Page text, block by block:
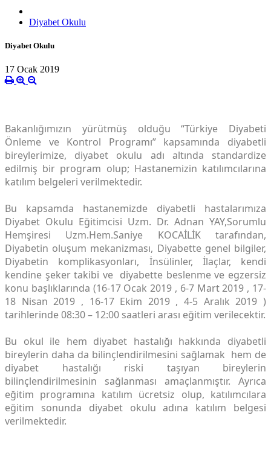
Diyabet Okulu
Diyabet Okulu
17 Ocak 2019
Bakanlığımızın yürütmüş olduğu “Türkiye Diyabeti
Önleme ve Kontrol Programı” kapsamında diyabetli
bireylerimize, diyabet okulu adı altında standardize
edilmiş bir program olup; Hastanemizin katılımcılarına
katılım belgeleri verilmektedir.
Bu kapsamda hastanemizde diyabetli hastalarımıza
Diyabet Okulu Eğitimcisi Uzm. Dr. Adnan YAY,Sorumlu
Hemşiresi Uzm.Hem.Saniye KOCAİLİK tarafından,
Diyabetin oluşum mekanizması, Diyabette genel bilgiler,
Diyabetin komplikasyonları, İnsülinler, İlaçlar, kendi
kendine şeker takibi ve diyabette beslenme ve egzersiz
konu başlıklarında (16-17 Ocak 2019 , 6-7 Mart 2019 , 17-
18 Nisan 2019 , 16-17 Ekim 2019 , 4-5 Aralık 2019 )
tarihlerinde 08:30 – 12:00 saatleri arası eğitim verilecektir.
Bu okul ile hem diyabet hastalığı hakkında diyabetli
bireylerin daha da bilinçlendirilmesini sağlamak hem de
diyabet hastalığı riski taşıyan bireylerin
bilinçlendirilmesinin sağlanması amaçlanmıştır. Ayrıca
eğitim programına katılım ücretsiz olup, katılımcılara
eğitim sonunda diyabet okulu adına katılım belgesi
verilmektedir.